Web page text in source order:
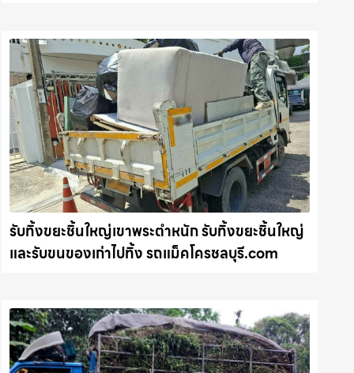
รับทิ้งขยะชิ้นใหญ่เขาพระตำหนัก รับทิ้งขยะชิ้นใหญ่
และรับขนของเก่าไปทิ้ง รถแม็คโครชลบุรี.com